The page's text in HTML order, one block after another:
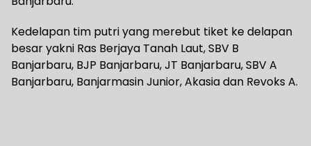
Kedelapan tim putri yang merebut tiket ke delapan
besar yakni Ras Berjaya Tanah Laut, SBV B
Banjarbaru, BJP Banjarbaru, JT Banjarbaru, SBV A
Banjarbaru, Banjarmasin Junior, Akasia dan Revoks A.